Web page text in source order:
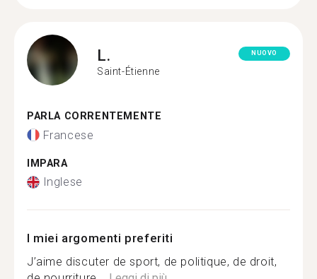
L.
Saint-Étienne
NUOVO
PARLA CORRENTEMENTE
Francese
IMPARA
Inglese
I miei argomenti preferiti
J’aime discuter de sport, de politique, de droit,